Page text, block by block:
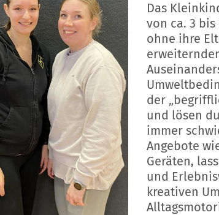
Das
von ca. 3
ohne ihre
der
und lösen
immer
Angebote
Geräten,
und
kreativen